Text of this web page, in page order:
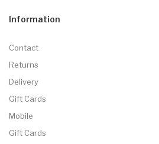
Information
Contact
Returns
Delivery
Gift Cards
Mobile
Gift Cards